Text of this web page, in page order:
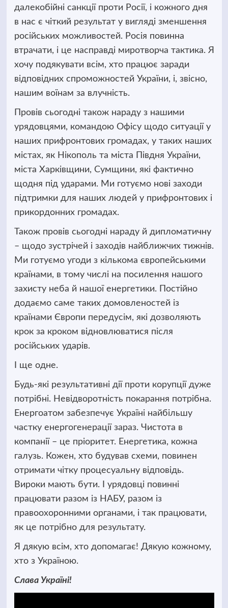
далекобійні санкції проти Росії, і кожного дня
в нас є чіткий результат у вигляді зменшення
російських можливостей. Росія повинна
втрачати, і це насправді миротворча тактика. Я
хочу подякувати всім, хто працює заради
відповідних спроможностей України, і, звісно,
нашим воїнам за влучність.
Провів сьогодні також нараду з нашими
урядовцями, командою Офісу щодо ситуації у
наших прифронтових громадах, у таких наших
містах, як Нікополь та міста Півдня України,
міста Харківщини, Сумщини, які фактично
щодня під ударами. Ми готуємо нові заходи
підтримки для наших людей у прифронтових і
прикордонних громадах.
Також провів сьогодні нараду й дипломатичну
– щодо зустрічей і заходів найближчих тижнів.
Ми готуємо угоди з кількома європейськими
країнами, в тому числі на посилення нашого
захисту неба й нашої енергетики. Постійно
додаємо саме таких домовленостей із
країнами Європи передусім, які дозволяють
крок за кроком відновлюватися після
російських ударів.
І ще одне.
Будь-які результативні дії проти корупції дуже
потрібні. Невідворотність покарання потрібна.
Енергоатом забезпечує Україні найбільшу
частку енергогенерації зараз. Чистота в
компанії – це пріоритет. Енергетика, кожна
галузь. Кожен, хто будував схеми, повинен
отримати чітку процесуальну відповідь.
Вироки мають бути. І урядовці повинні
працювати разом із НАБУ, разом із
правоохоронними органами, і так працювати,
як це потрібно для результату.
Я дякую всім, хто допомагає! Дякую кожному,
хто з Україною.
Слава Україні!